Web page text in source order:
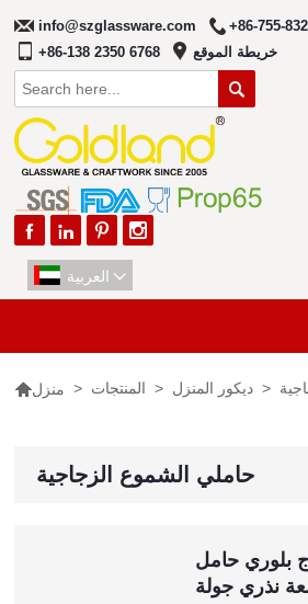
info@szglassware.com
+86-755-
+86-138 2350 6768
خريطة الموقع

   
العربية 
منزل > المنتجات > ديكور المنزل >
حاملي الشموع الزجاجية
بلوري حامل
نذري جولة